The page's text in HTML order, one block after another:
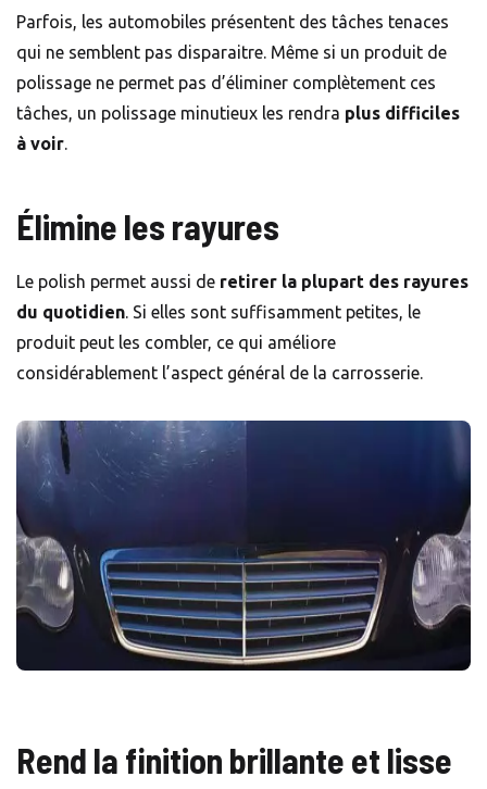
Parfois, les automobiles présentent des tâches tenaces
qui ne semblent pas disparaitre. Même si un produit de
polissage ne permet pas d’éliminer complètement ces
tâches, un polissage minutieux les rendra plus difficiles
à voir.
Élimine les rayures
Le polish permet aussi de retirer la plupart des rayures
du quotidien. Si elles sont suffisamment petites, le
produit peut les combler, ce qui améliore
considérablement l’aspect général de la carrosserie.
Rend la finition brillante et lisse